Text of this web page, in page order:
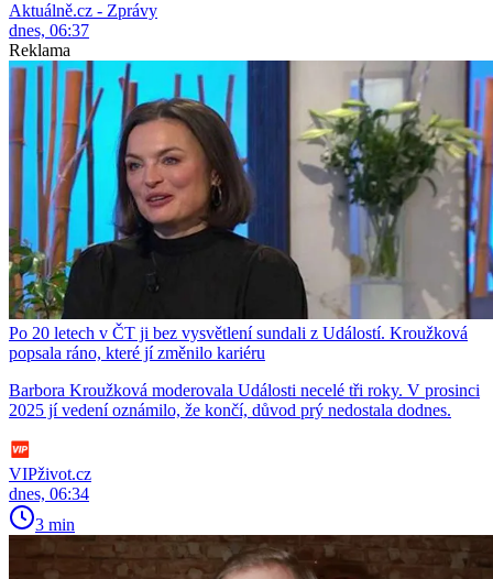
Aktuálně.cz - Zprávy
dnes, 06:37
Reklama
Po 20 letech v ČT ji bez vysvětlení sundali z Událostí. Kroužková
popsala ráno, které jí změnilo kariéru
Barbora Kroužková moderovala Události necelé tři roky. V prosinci
2025 jí vedení oznámilo, že končí, důvod prý nedostala dodnes.
VIPživot.cz
dnes, 06:34
3 min